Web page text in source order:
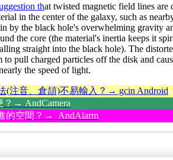
that twisted magnetic field lines are
in the center of the galaxy, such as
by the black hole's overwhelming gravity
the core (the material's inertia keeps it
straight into the black hole). The
to pull charged particles off the disk and
the speed of light.
(注音、倉頡)不易輸入？→ gcin Android
→ AndCamera
的空間？→ AndAlarm